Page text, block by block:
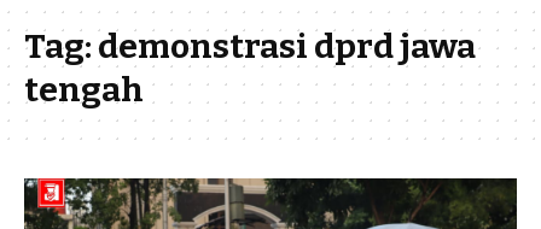
Tag:demonstrasi dprd jawa
tengah